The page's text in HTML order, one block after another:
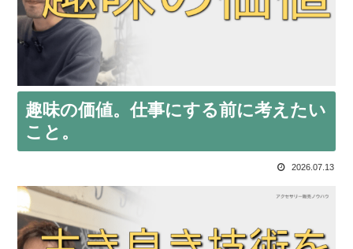
趣味の価値。仕事にする前に考えたい
こと。
2026.07.13